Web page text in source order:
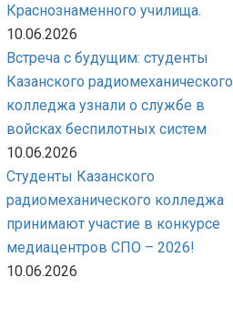
Краснознаменного училища.
10.06.2026
Встреча с будущим: студенты
Казанского радиомеханического
колледжа узнали о службе в
войсках беспилотных систем
10.06.2026
Студенты Казанского
радиомеханического колледжа
принимают участие в конкурсе
медиацентров СПО – 2026!
10.06.2026